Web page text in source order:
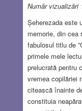
Număr vizualizări
Șeherezada este
memorie, din cea
fabulosul titlu de
primele mele
prelucrată pentru
vremea copilăriei
citească înainte
constituia